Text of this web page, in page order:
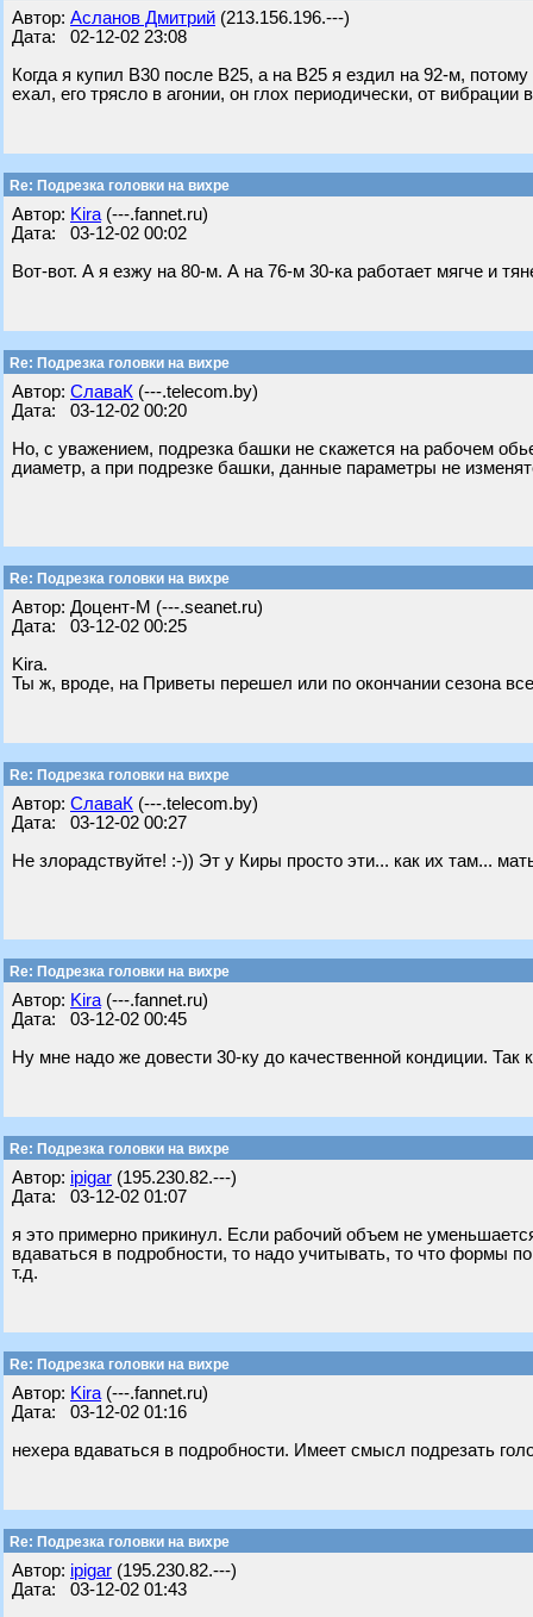
Автор: Асланов Дмитрий (213.156.196.---)
Дата: 02-12-02 23:08
Когда я купил В30 после В25, а на В25 я ездил на 92-м,
ехал, его трясло в агонии, он глох периодически, от
Re: Подрезка головки на вихре
Автор: Kira (---.fannet.ru)
Дата: 03-12-02 00:02
Вот-вот. А я езжу на 80-м. А на 76-м 30-ка работает мягче и
Re: Подрезка головки на вихре
Автор: СлаваК (---.telecom.by)
Дата: 03-12-02 00:20
Но, с уважением, подрезка башки не скажется на рабочем
диаметр, а при подрезке башки, данные параметры не
Re: Подрезка головки на вихре
Автор: Доцент-М (---.seanet.ru)
Дата: 03-12-02 00:25
Kira.
Ты ж, вроде, на Приветы перешел или по окончании сезона
Re: Подрезка головки на вихре
Автор: СлаваК (---.telecom.by)
Дата: 03-12-02 00:27
Не злорадствуйте! :-)) Эт у Киры просто эти... как их там...
Re: Подрезка головки на вихре
Автор: Kira (---.fannet.ru)
Дата: 03-12-02 00:45
Ну мне надо же довести 30-ку до качественной кондиции. Так
Re: Подрезка головки на вихре
Автор: ipigar (195.230.82.---)
Дата: 03-12-02 01:07
я это примерно прикинул. Если рабочий объем не
вдаваться в подробности, то надо учитывать, то что формы
т.д.
Re: Подрезка головки на вихре
Автор: Kira (---.fannet.ru)
Дата: 03-12-02 01:16
нехера вдаваться в подробности. Имеет смысл подрезать
Re: Подрезка головки на вихре
Автор: ipigar (195.230.82.---)
Дата: 03-12-02 01:43